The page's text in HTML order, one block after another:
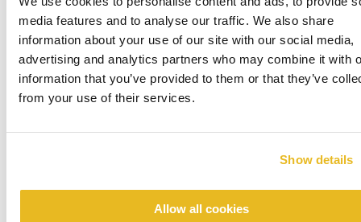
media features and to analyse our traffic. We also share
information about your use of our site with our social media,
advertising and analytics partners who may combine it with
information that you’ve provided to them or that they’ve
from your use of their services.
Show details
Allow all cookies
Renovation emergency shelter Stein